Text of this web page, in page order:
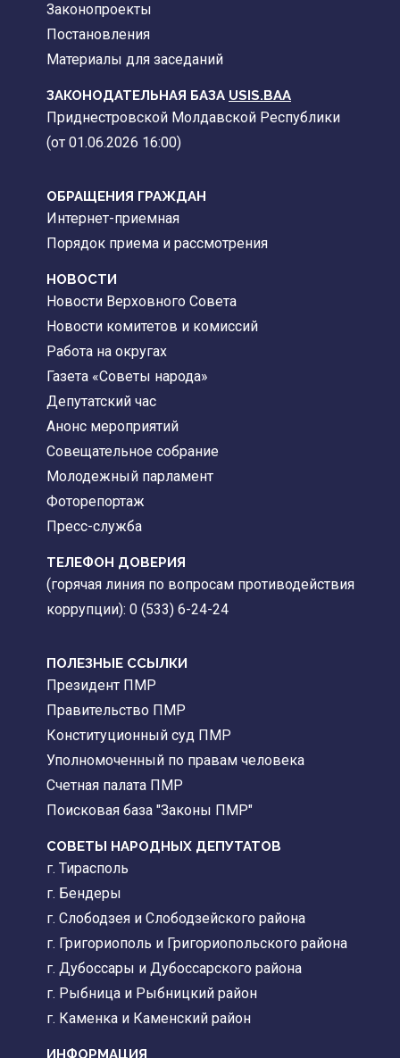
Законопроекты
Постановления
Материалы для заседаний
ЗАКОНОДАТЕЛЬНАЯ БАЗА USIS.BAA
Приднестровской Молдавской Республики
(от 01.06.2026 16:00)
ОБРАЩЕНИЯ ГРАЖДАН
Интернет-приемная
Порядок приема и рассмотрения
НОВОСТИ
Новости Верховного Совета
Новости комитетов и комиссий
Работа на округах
Газета «Советы народа»
Депутатский час
Анонс мероприятий
Совещательное собрание
Молодежный парламент
Фоторепортаж
Пресс-служба
ТЕЛЕФОН ДОВЕРИЯ
(горячая линия по вопросам противодействия
коррупции): 0 (533) 6-24-24
ПОЛЕЗНЫЕ ССЫЛКИ
Президент ПМР
Правительство ПМР
Конституционный суд ПМР
Уполномоченный по правам человека
Счетная палата ПМР
Поисковая база "Законы ПМР"
СОВЕТЫ НАРОДНЫХ ДЕПУТАТОВ
г. Тирасполь
г. Бендеры
г. Слободзея и Слободзейского района
г. Григориополь и Григориопольского района
г. Дубоссары и Дубоссарского района
г. Рыбница и Рыбницкий район
г. Каменка и Каменский район
ИНФОРМАЦИЯ